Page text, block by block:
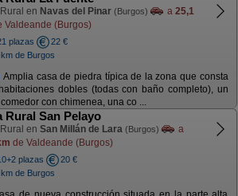
en Navas del Pinar (Burgos) a 25,1
Valdeande (Burgos)
plazas
22 €
de Burgos
Amplia casa de piedra típica de la zona que consta
dobles (todas con baño completo), un
con chimenea, una co ...
Rural San Pelayo
en San Millán de Lara (Burgos)
a
de Valdeande (Burgos)
plazas
20 €
de Burgos